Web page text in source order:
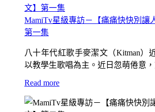
MamiTv星級專訪－【痛痛快快別讓
第一集
八十年代紅歌手麥潔文（Kitman）
以教學生歌唱為主。近日忽萌倦意
Read more